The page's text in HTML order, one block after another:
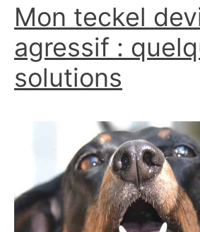
Mon teckel
agressif :
solutions